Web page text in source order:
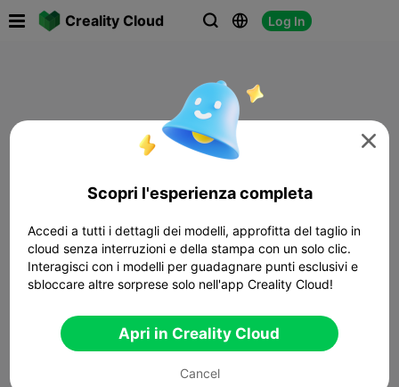
Creality Cloud   Log In

Scopri l'esperienza completa
Accedi a tutti i dettagli dei modelli, approfitta del taglio in
cloud senza interruzioni e della stampa con un solo clic.
Interagisci con i modelli per guadagnare punti esclusivi e
sbloccare altre sorprese solo nell'app Creality Cloud!
Apri in Creality Cloud
Cancel